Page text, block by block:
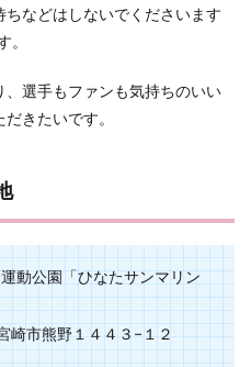
などはしないでくださいます
。
選手もファンも気持ちのいい
きたいです。
動公園「ひなたサンマリン
崎市熊野１４４３−１２